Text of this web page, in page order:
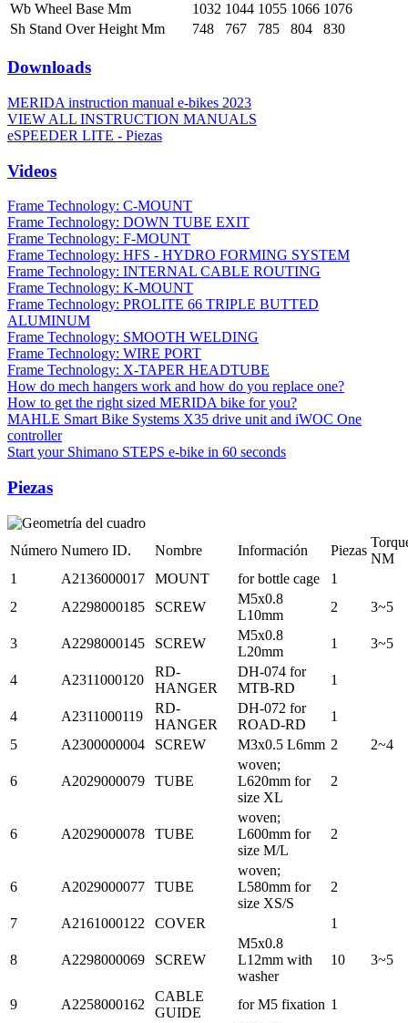
Wb Wheel Base Mm
1032 1044 1055 1066 1076
Sh Stand Over Height Mm
748 767 785 804 830
Downloads
MERIDA instruction manual e-bikes 2023
VIEW ALL INSTRUCTION MANUALS
eSPEEDER LITE - Piezas
Videos
Frame Technology: C-MOUNT
Frame Technology: DOWN TUBE EXIT
Frame Technology: F-MOUNT
Frame Technology: HFS - HYDRO FORMING SYSTEM
Frame Technology: INTERNAL CABLE ROUTING
Frame Technology: K-MOUNT
Frame Technology: PROLITE 66 TRIPLE BUTTED
ALUMINUM
Frame Technology: SMOOTH WELDING
Frame Technology: WIRE PORT
Frame Technology: X-TAPER HEADTUBE
How do mech hangers work and how do you replace one?
How to get the right sized MERIDA bike for you?
MAHLE Smart Bike Systems X35 drive unit and iWOC One
controller
Start your Shimano STEPS e-bike in 60 seconds
Piezas
Número Numero ID. Nombre Información Piezas
NM
1
A2136000017 MOUNT for bottle cage
1
2
A2298000185 SCREW
M5x0.8
L10mm
2 3~5
3 A2298000145 SCREW
M5x0.8
L20mm
1 3~5
4 A2311000120
RD-
HANGER
DH-074 for
MTB-RD
1
4 A2311000119
RD-
HANGER
DH-072 for
ROAD-RD
1
5
A2300000004 SCREW M3x0.5 L6mm 2 2~4
6 A2029000079 TUBE
woven;
L620mm for
size XL
2
6 A2029000078 TUBE
woven;
L600mm for
size M/L
2
6 A2029000077 TUBE
woven;
L580mm for
size XS/S
2
7 A2161000122 COVER 1
8 A2298000069 SCREW
M5x0.8
L12mm with
washer
10 3~5
9 A2258000162
CABLE
GUIDE
for M5 fixation 1